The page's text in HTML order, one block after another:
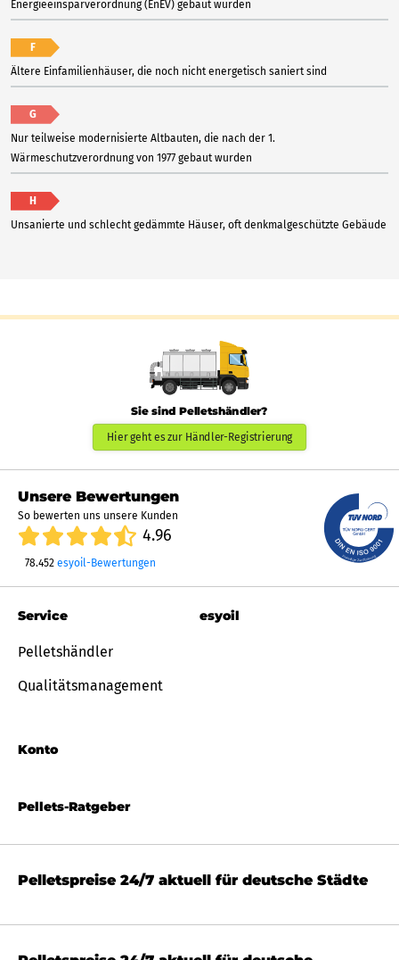
Energieeinsparverordnung (EnEV) gebaut wurden
F
Ältere Einfamilienhäuser, die noch nicht energetisch saniert sind
G
Nur teilweise modernisierte Altbauten, die nach der 1.
Wärmeschutzverordnung von 1977 gebaut wurden
H
Unsanierte und schlecht gedämmte Häuser, oft denkmalgeschützte Gebäude
Sie sind Pelletshändler?
Hier geht es zur Händler-Registrierung
Unsere Bewertungen
So bewerten uns unsere Kunden
4.96
78.452 esyoil-Bewertungen
Pellets-Ratgeber
Service
Pelletshändler
Qualitätsmanagement
Konto
esyoil
Pelletspreise 24/7 aktuell für deutsche Städte